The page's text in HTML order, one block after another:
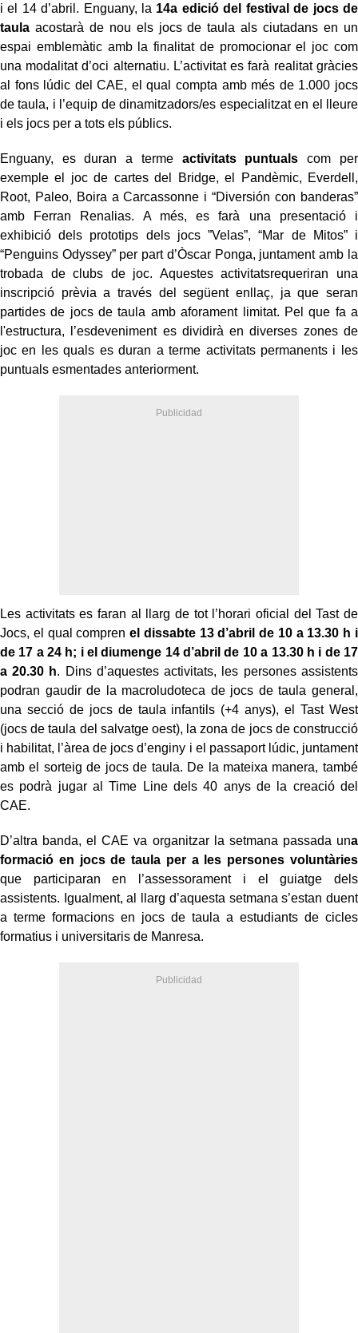
i el 14 d’abril. Enguany, la 14a edició del festival de jocs de
taula acostarà de nou els jocs de taula als ciutadans en un
espai emblemàtic amb la finalitat de promocionar el joc com
una modalitat d’oci alternatiu. L’activitat es farà realitat gràcies
al fons lúdic del CAE, el qual compta amb més de 1.000 jocs
de taula, i l’equip de dinamitzadors/es especialitzat en el lleure
i els jocs per a tots els públics.
Enguany, es duran a termeactivitats puntuals com per
exemple el joc de cartes del Bridge, el Pandèmic, Everdell,
Root, Paleo, Boira a Carcassonne i “Diversión con banderas”
amb Ferran Renalias. A més, es farà una presentació i
exhibició dels prototips dels jocs ”Velas”, “Mar de Mitos” i
“Penguins Odyssey” per part d’Òscar Ponga, juntament amb la
trobada de clubs de joc. Aquestes activitatsrequeriran una
inscripció prèvia a través del següent enllaç, ja que seran
partides de jocs de taula amb aforament limitat. Pel que fa a
l'estructura, l’esdeveniment es dividirà en diverses zones de
joc en les quals es duran a terme activitats permanents i les
puntuals esmentades anteriorment.
Les activitats es faran al llarg de tot l’horari oficial del Tast de
Jocs, el qual comprenel dissabte 13 d’abril de 10 a 13.30 h i
de 17 a 24 h; i el diumenge 14 d’abril de 10 a 13.30 h i de 17
a 20.30 h. Dins d’aquestes activitats, les persones assistents
podran gaudir de la macroludoteca de jocs de taula general,
una secció de jocs de taula infantils (+4 anys), el Tast West
(jocs de taula del salvatge oest), la zona de jocs de construcció
i habilitat, l’àrea de jocs d’enginy i el passaport lúdic, juntament
amb el sorteig de jocs de taula. De la mateixa manera, també
es podrà jugar al Time Line dels 40 anys de la creació del
CAE.
D’altra banda, el CAE va organitzar la setmana passada una
formació en jocs de taula per a les persones voluntàries
que participaran en l’assessorament i el guiatge dels
assistents. Igualment, al llarg d’aquesta setmana s’estan duent
a terme formacions en jocs de taula a estudiants de cicles
formatius i universitaris de Manresa.